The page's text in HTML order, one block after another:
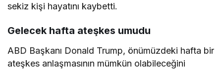
sekiz kişi hayatını kaybetti.
Gelecek hafta ateşkes umudu
ABD Başkanı Donald Trump, önümüzdeki hafta bir
ateşkes anlaşmasının mümkün olabileceğini